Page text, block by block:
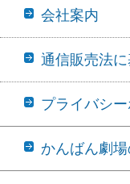
会社案内
通信販売法
プライバシ
かんばん劇